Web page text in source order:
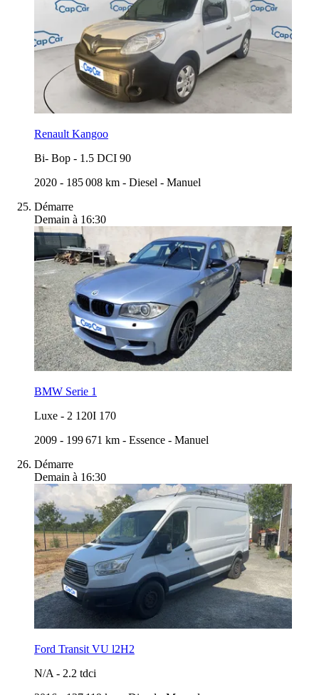
Renault Kangoo
Bi- Bop - 1.5 DCI 90
2020 - 185 008 km - Diesel - Manuel
Démarre
Demain à 16:30
BMW Serie 1
Luxe - 2 120I 170
2009 - 199 671 km - Essence - Manuel
Démarre
Demain à 16:30
Ford Transit VU l2H2
N/A - 2.2 tdci